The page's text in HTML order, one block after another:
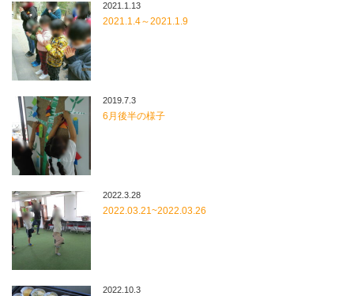
2021.1.13
2021.1.4～2021.1.9
2019.7.3
6月後半の様子
2022.3.28
2022.03.21~2022.03.26
2022.10.3